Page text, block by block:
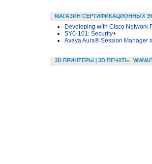
МАГАЗИН СЕРТИФИКАЦИОННЫХ
Developing with Cisco Network
SY0-101: Security+
Avaya Aura® Session Manager
3D ПРИНТЕРЫ | 3D ПЕЧАТЬ